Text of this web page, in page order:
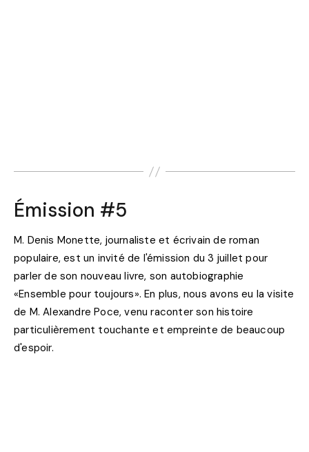
Émission #5
M. Denis Monette, journaliste et écrivain de roman
populaire, est un invité de l'émission du 3 juillet pour
parler de son nouveau livre, son autobiographie
«Ensemble pour toujours». En plus, nous avons eu la visite
de M. Alexandre Poce, venu raconter son histoire
particulièrement touchante et empreinte de beaucoup
d'espoir.